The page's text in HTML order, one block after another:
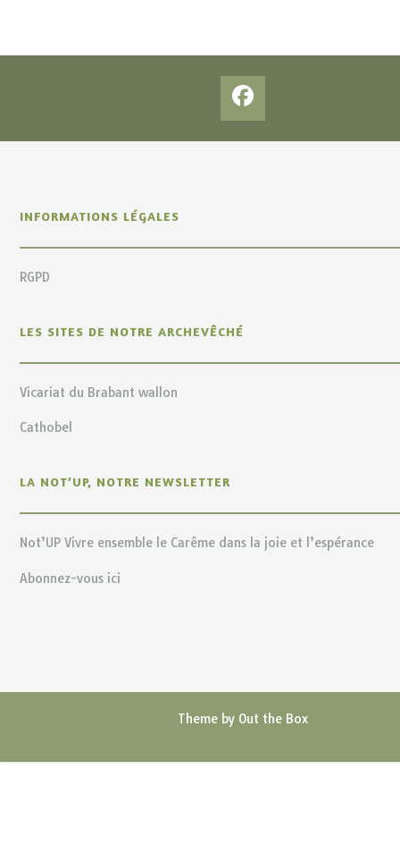
INFORMATIONS LÉGALES
RGPD
LES SITES DE NOTRE ARCHEVÊCHÉ
Vicariat du Brabant wallon
Cathobel
LA NOT’UP, NOTRE NEWSLETTER
Not’UP Vivre ensemble le Carême dans la joie et l’espérance
Abonnez-vous ici
Theme by Out the Box